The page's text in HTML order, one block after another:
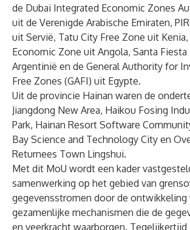
de Dubai Integrated Economic Zones
uit de Verenigde Arabische Emiraten,
uit Servië, Tatu City Free Zone uit Kenia,
Economic Zone uit Angola, Santa
Argentinië en de General Authority for
Free Zones (GAFI) uit Egypte.
Uit de provincie Hainan waren de
Jiangdong New Area, Haikou Fosing
Park, Hainan Resort Software
Bay Science and Technology City en
Returnees Town Lingshui.
Met dit MoU wordt een kader
samenwerking op het gebied van
gegevensstromen door de ontwikkeling
gezamenlijke mechanismen die de
en veerkracht waarborgen. Tegelijkertijd